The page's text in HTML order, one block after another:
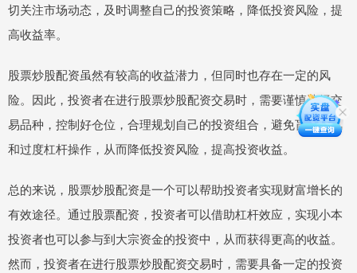
切关注市场动态，及时调整自己的投资策略，降低投资风险，提
高收益率。
股票炒股配资虽然有较高的收益潜力，但同时也存在一定的风
险。因此，投资者在进行股票炒股配资交易时，需要谨慎选择交
易品种，控制好仓位，合理规划自己的投资组合，避免盲目跟风
和过度杠杆操作，从而降低投资风险，提高投资收益。
总的来说，股票炒股配资是一个可以帮助投资者实现财富增长的
有效途径。通过股票配资，投资者可以借助杠杆效应，实现小本
投资者也可以参与到大宗资金的投资中，从而获得更高的收益。
然而，投资者在进行股票炒股配资交易时，需要具备一定的投资